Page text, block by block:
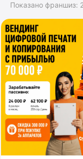
Показано франшиз: